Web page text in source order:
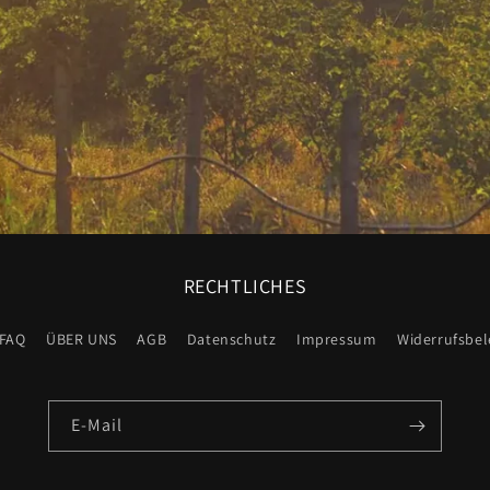
RECHTLICHES
ÜBER UNS AGB Datenschutz Impressum
E-Mail